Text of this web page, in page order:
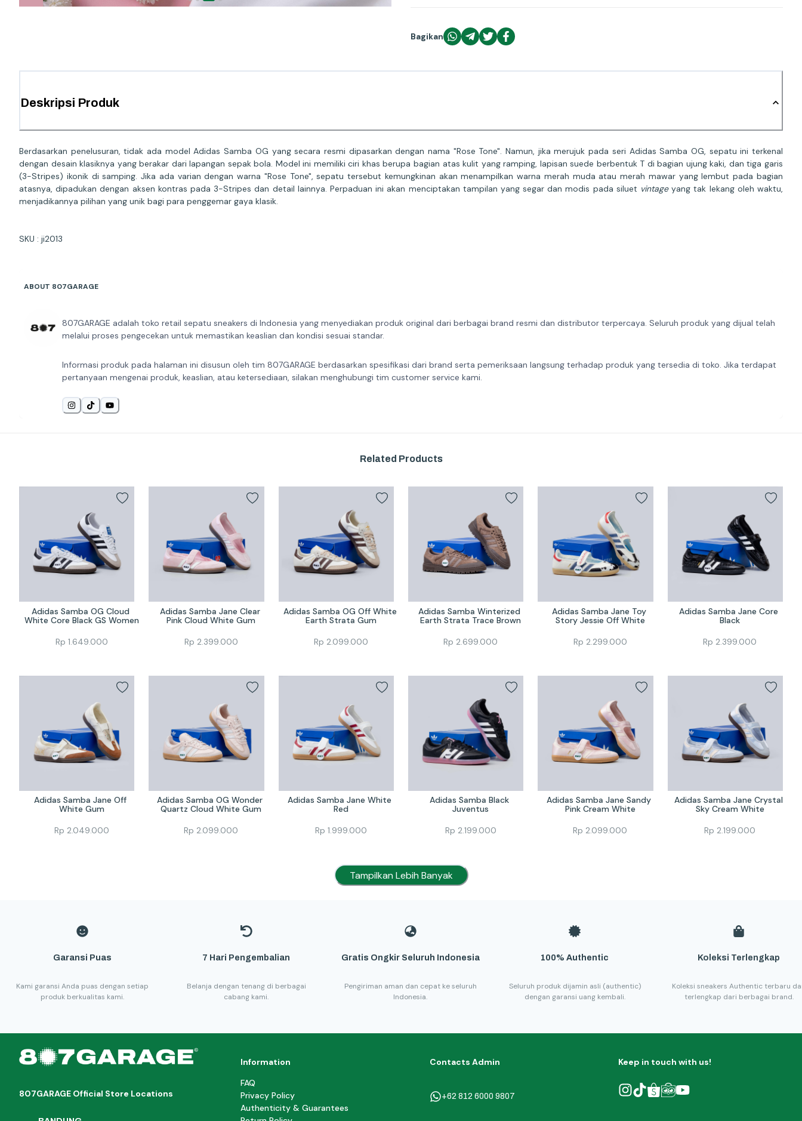
Bagikan
Deskripsi Produk
Berdasarkan penelusuran, tidak ada model Adidas Samba OG yang secara resmi dipasarkan dengan nama "Rose Tone". Namun, jika merujuk pada seri Adidas Samba OG, sepatu ini terkenal
dengan desain klasiknya yang berakar dari lapangan sepak bola. Model ini memiliki ciri khas berupa bagian atas kulit yang ramping, lapisan suede berbentuk T di bagian ujung kaki, dan tiga garis
(3-Stripes) ikonik di samping. Jika ada varian dengan warna "Rose Tone", sepatu tersebut kemungkinan akan menampilkan warna merah muda atau merah mawar yang lembut pada bagian
atasnya, dipadukan dengan aksen kontras pada 3-Stripes dan detail lainnya. Perpaduan ini akan menciptakan tampilan yang segar dan modis pada siluet vintageyang tak lekang oleh waktu,
menjadikannya pilihan yang unik bagi para penggemar gaya klasik.
SKU : ji2013
ABOUT 807GARAGE
807GARAGE adalah toko retail sepatu sneakers di Indonesia yang menyediakan produk original dari berbagai brand resmi dan distributor terpercaya. Seluruh produk yang dijual telah
melalui proses pengecekan untuk memastikan keaslian dan kondisi sesuai standar.
Informasi produk pada halaman ini disusun oleh tim 807GARAGE berdasarkan spesifikasi dari brand serta pemeriksaan langsung terhadap produk yang tersedia di toko. Jika terdapat
pertanyaan mengenai produk, keaslian, atau ketersediaan, silakan menghubungi tim customer service kami.
Related Products
Adidas Samba OG Cloud
White Core Black GS Women
Rp 1.649.000
Adidas Samba Jane Clear
Pink Cloud White Gum
Rp 2.399.000
Adidas Samba OG Off White
Earth Strata Gum
Rp 2.099.000
Adidas Samba Winterized
Earth Strata Trace Brown
Rp 2.699.000
Adidas Samba Jane Toy
Story Jessie Off White
Rp 2.299.000
Adidas Samba Jane Core
Black
Rp 2.399.000
Adidas Samba Jane Off
White Gum
Rp 2.049.000
Adidas Samba OG Wonder
Quartz Cloud White Gum
Rp 2.099.000
Adidas Samba Jane White
Red
Rp 1.999.000
Adidas Samba Black
Juventus
Rp 2.199.000
Adidas Samba Jane Sandy
Pink Cream White
Rp 2.099.000
Adidas Samba Jane Crystal
Sky Cream White
Rp 2.199.000
Tampilkan Lebih Banyak
Garansi Puas
Kami garansi Anda puas dengan setiap
produk berkualitas kami.
7 Hari Pengembalian
Belanja dengan tenang di berbagai
cabang kami.
Gratis Ongkir Seluruh Indonesia
Pengiriman aman dan cepat ke seluruh
Indonesia.
100% Authentic
Seluruh produk dijamin asli (authentic)
dengan garansi uang kembali.
Koleksi Terlengkap
Koleksi sneakers Authentic terbaru
terlengkap dari berbagai brand.
807GARAGE Official Store Locations
Information
FAQ
Privacy Policy
Authenticity & Guarantees
Contacts Admin
+62 812 6000 9807
Keep in touch with us!